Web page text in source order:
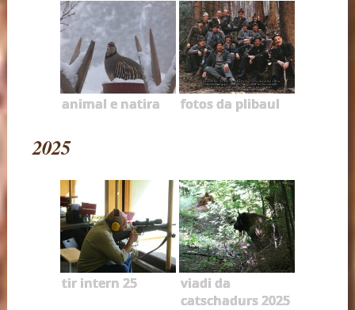
animal e natira fotos da plibaul
2025
tir intern 25
viadi da
catschadurs 2025